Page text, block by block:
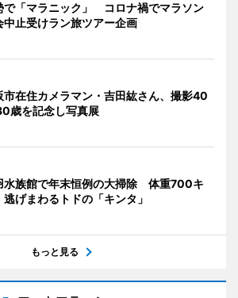
で「マラニック」 コロナ禍でマラソン
中止受けラン旅ツアー企画
市在住カメラマン・吉田紘さん、撮影40
歳を記念し写真展
水族館で年末恒例の大掃除 体重700キ
逃げまわるトドの「キンタ」
もっと見る